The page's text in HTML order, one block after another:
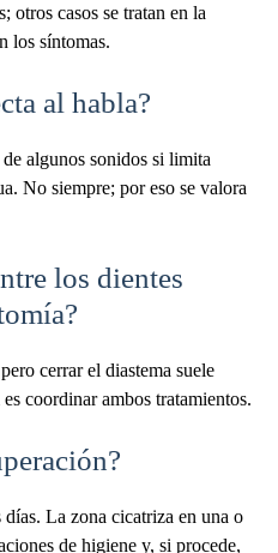
otros casos se tratan en la
los síntomas.
al habla?
algunos sonidos si limita
No siempre; por eso se valora
los dientes
cerrar el diastema suele
coordinar ambos tratamientos.
La zona cicatriza en una o
de higiene y, si procede,